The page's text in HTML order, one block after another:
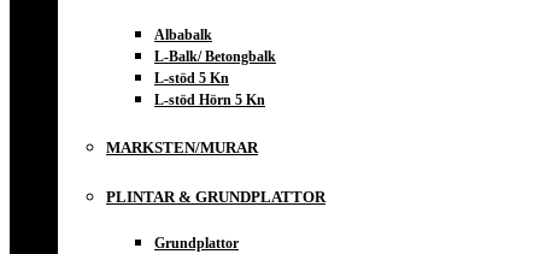
Albabalk
L-Balk/ Betongbalk
L-stöd 5 Kn
L-stöd Hörn 5 Kn
MARKSTEN/MURAR
PLINTAR & GRUNDPLATTOR
Grundplattor